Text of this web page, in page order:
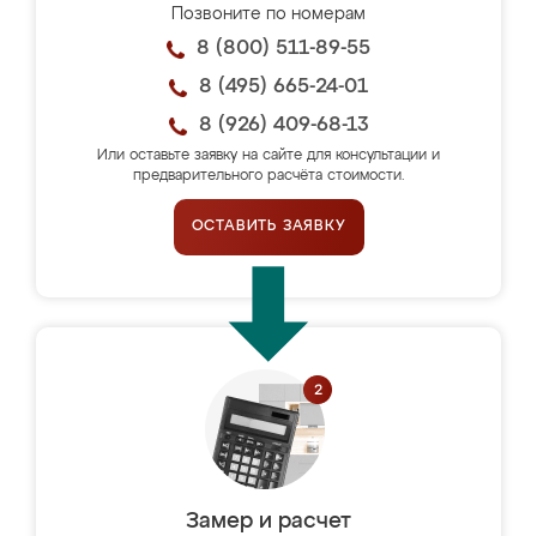
Позвоните по номерам
8 (800) 511-89-55
8 (495) 665-24-01
8 (926) 409-68-13
Или оставьте заявку на сайте для консультации и
предварительного расчёта стоимости.
ОСТАВИТЬ ЗАЯВКУ
Замер и расчет